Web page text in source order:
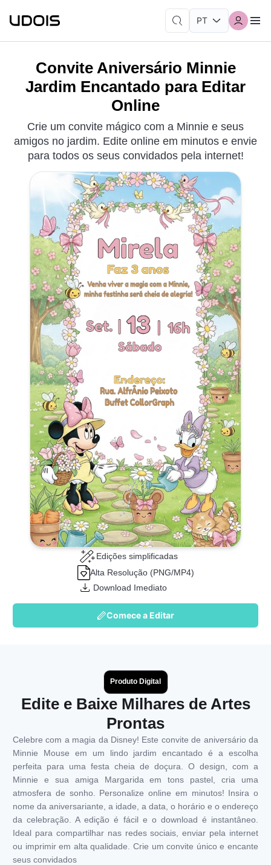
Convite Aniversário Minnie
Jardim Encantado para Editar
Online
Crie um convite mágico com a Minnie e seus
amigos no jardim. Edite online em minutos e envie
para todos os seus convidados pela internet!
Edições simplificadas
Alta Resolução (PNG/MP4)
Download Imediato
Comece a Editar
Produto Digital
Edite e Baixe Milhares de Artes
Prontas
Celebre com a magia da Disney! Este convite de aniversário da
Minnie Mouse em um lindo jardim encantado é a escolha
perfeita para uma festa cheia de doçura. O design, com a
Minnie e sua amiga Margarida em tons pastel, cria uma
atmosfera de sonho. Personalize online em minutos! Insira o
nome da aniversariante, a idade, a data, o horário e o endereço
da celebração. A edição é fácil e o download é instantâneo.
Ideal para compartilhar nas redes sociais, enviar pela internet
ou imprimir em alta qualidade. Crie um convite único e encante
seus convidados